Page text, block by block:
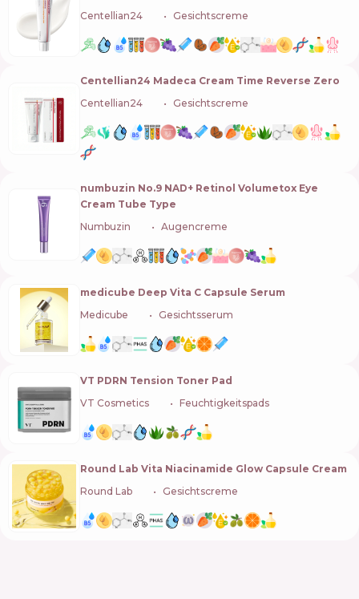
Centellian24
Gesichtscreme
Centellian24 Madeca Cream Time Reverse Zero
Centellian24
Gesichtscreme
numbuzin No.9 NAD+ Retinol Volumetox Eye
Cream Tube Type
Numbuzin
Augencreme
medicube Deep Vita C Capsule Serum
Medicube
Gesichtsserum
VT PDRN Tension Toner Pad
VT Cosmetics
Feuchtigkeitspads
Round Lab Vita Niacinamide Glow Capsule Cream
Round Lab
Gesichtscreme